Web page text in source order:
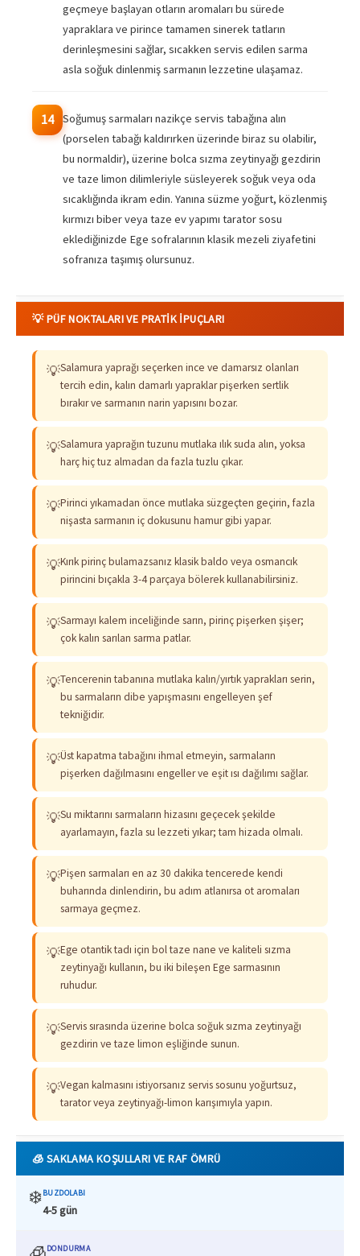
geçmeye başlayan otların aromaları bu sürede
yapraklara ve pirince tamamen sinerek tatların
derinleşmesini sağlar, sıcakken servis edilen sarma
asla soğuk dinlenmiş sarmanın lezzetine ulaşamaz.
14
Soğumuş sarmaları nazikçe servis tabağına alın
(porselen tabağı kaldırırken üzerinde biraz su olabilir,
bu normaldir), üzerine bolca sızma zeytinyağı gezdirin
ve taze limon dilimleriyle süsleyerek soğuk veya oda
sıcaklığında ikram edin. Yanına süzme yoğurt, közlenmiş
kırmızı biber veya taze ev yapımı tarator sosu
eklediğinizde Ege sofralarının klasik mezeli ziyafetini
sofranıza taşımış olursunuz.
💡 PÜF NOKTALARI VE PRATIK İPUÇLARI
💡Salamura yaprağı seçerken ince ve damarsız olanları
tercih edin, kalın damarlı yapraklar pişerken sertlik
bırakır ve sarmanın narin yapısını bozar.
💡Salamura yaprağın tuzunu mutlaka ılık suda alın, yoksa
harç hiç tuz almadan da fazla tuzlu çıkar.
💡Pirinci yıkamadan önce mutlaka süzgeçten geçirin, fazla
nişasta sarmanın iç dokusunu hamur gibi yapar.
💡Kırık pirinç bulamazsanız klasik baldo veya osmancık
pirincini bıçakla 3-4 parçaya bölerek kullanabilirsiniz.
💡Sarmayı kalem inceliğinde sarın, pirinç pişerken şişer;
çok kalın sarılan sarma patlar.
💡Tencerenin tabanına mutlaka kalın/yırtık yaprakları serin,
bu sarmaların dibe yapışmasını engelleyen şef
tekniğidir.
💡Üst kapatma tabağını ihmal etmeyin, sarmaların
pişerken dağılmasını engeller ve eşit ısı dağılımı sağlar.
💡Su miktarını sarmaların hizasını geçecek şekilde
ayarlamayın, fazla su lezzeti yıkar; tam hizada olmalı.
💡Pişen sarmaları en az 30 dakika tencerede kendi
buharında dinlendirin, bu adım atlanırsa ot aromaları
sarmaya geçmez.
💡Ege otantik tadı için bol taze nane ve kaliteli sızma
zeytinyağı kullanın, bu iki bileşen Ege sarmasının
ruhudur.
💡Servis sırasında üzerine bolca soğuk sızma zeytinyağı
gezdirin ve taze limon eşliğinde sunun.
💡Vegan kalmasını istiyorsanız servis sosunu yoğurtsuz,
tarator veya zeytinyağı-limon karışımıyla yapın.
🧊 SAKLAMA KOŞULLARI VE RAF ÖMRÜ
❄️BUZDOLABI
4-5 gün
DONDURMA